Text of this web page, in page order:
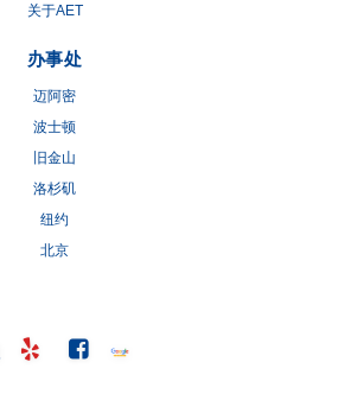
关于AET
办事处
迈阿密
波士顿
旧金山
洛杉矶
纽约
北京